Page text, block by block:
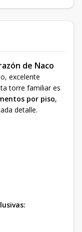
de Naco
excelente
torre familiar es
por piso,
detalle.